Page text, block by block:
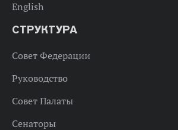
English
СТРУКТУРА
Совет Федерации
Руководство
Совет Палаты
Сенаторы